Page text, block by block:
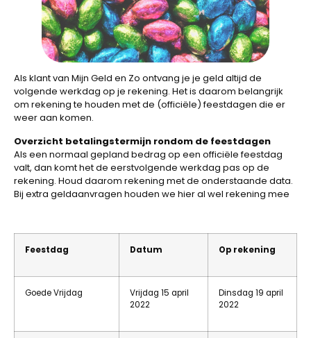
Als klant van Mijn Geld en Zo ontvang je je geld altijd de
volgende werkdag op je rekening. Het is daarom belangrijk
om rekening te houden met de (officiële) feestdagen die er
weer aan komen.
Overzicht betalingstermijn rondom de feestdagen
Als een normaal gepland bedrag op een officiële feestdag
valt, dan komt het de eerstvolgende werkdag pas op de
rekening. Houd daarom rekening met de onderstaande data.
Bij extra geldaanvragen houden we hier al wel rekening mee
Feestdag Datum Op rekening
Goede Vrijdag
Vrijdag 15 april
2022
Dinsdag 19 april
2022